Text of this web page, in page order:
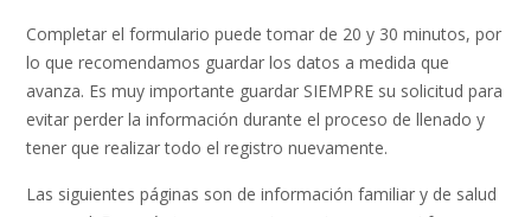
Completar el formulario puede tomar de 20 y 30 minutos, por
lo que recomendamos guardar los datos a medida que
avanza. Es muy importante guardar SIEMPRE su solicitud para
evitar perder la información durante el proceso de llenado y
tener que realizar todo el registro nuevamente.
Las siguientes páginas son de información familiar y de salud